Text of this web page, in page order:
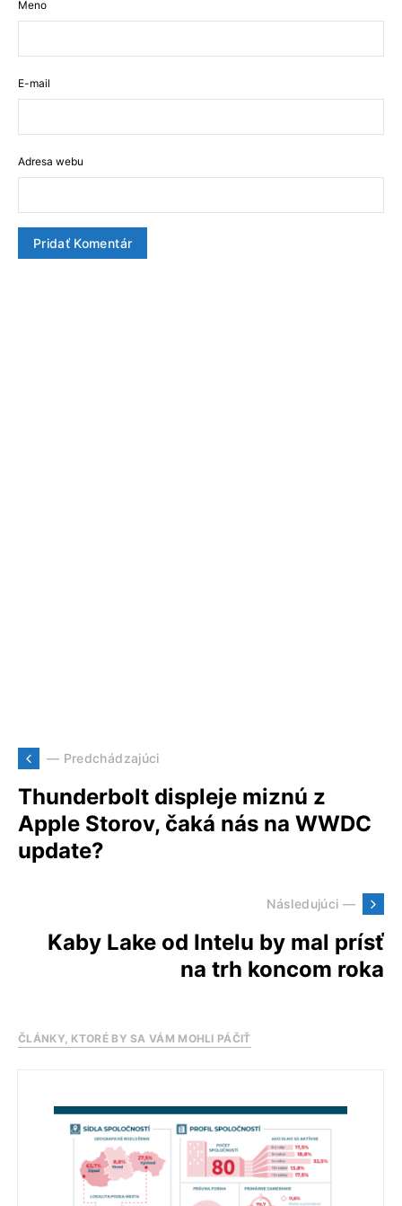
Meno
E-mail
Adresa webu
— Predchádzajúci
Thunderbolt displeje miznú z
Apple Storov, čaká nás na WWDC
update?
Následujúci —
Kaby Lake od Intelu by mal prísť
na trh koncom roka
ČLÁNKY, KTORÉ BY SA VÁM MOHLI PÁČIŤ